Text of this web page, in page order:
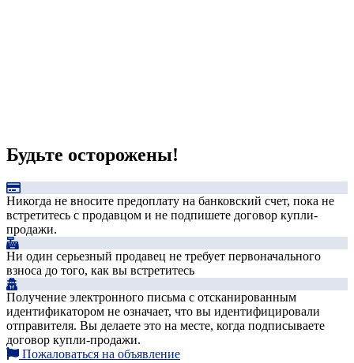
Будьте осторожены!
Никогда не вносите предоплату на банковский счет, пока не
встретитесь с продавцом и не подпишете договор купли-
продажи.
Ни один серьезный продавец не требует первоначального
взноса до того, как вы встретитесь
Получение электронного письма с отсканированным
идентификатором не означает, что вы идентифицировали
отправителя. Вы делаете это на месте, когда подписываете
договор купли-продажи.
Пожаловаться на объявление